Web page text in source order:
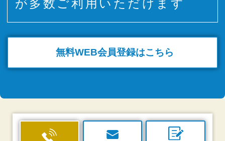
が多数ご利用いただけます
無料WEB会員登録はこちら